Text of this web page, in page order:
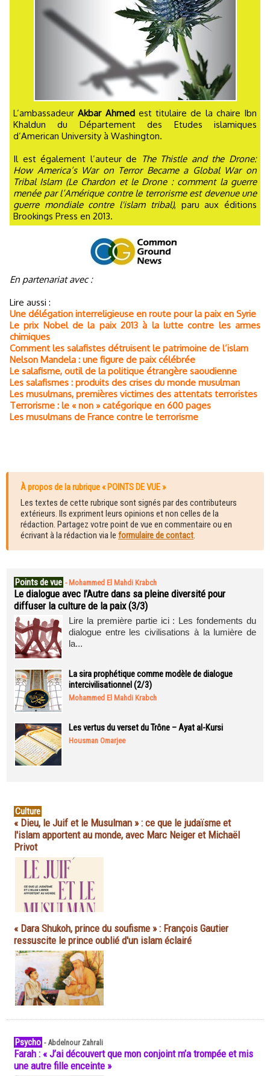
L’ambassadeurAkbar Ahmedest titulaire de la chaire Ibn
Khaldun du Département des Etudes islamiques
d’American University à Washington.
Il est également l’auteur de The Thistle and the Drone:
How America’s War on Terror Became a Global War on
Tribal Islam (Le Chardon et le Drone : comment la guerre
menée par l’Amérique contre le terrorisme est devenue une
guerre mondiale contre l'islam tribal), paru aux éditions
Brookings Press en 2013.
En partenariat avec :
Lire aussi :
Une délégation interreligieuse en route pour la paix en Syrie
Le prix Nobel de la paix 2013 à la lutte contre les armes
chimiques
Comment les salafistes détruisent le patrimoine de l’islam
Nelson Mandela : une figure de paix célébrée
Le salafisme, outil de la politique étrangère saoudienne
Les salafismes : produits des crises du monde musulman
Les musulmans, premières victimes des attentats terroristes
Terrorisme : le « non » catégorique en 600 pages
Les musulmans de France contre le terrorisme
À propos de la rubrique « POINTS DE VUE »
Les textes de cette rubrique sont signés par des contributeurs
extérieurs. Ils expriment leurs opinions et non celles de la
rédaction. Partagez votre point de vue en commentaire ou en
écrivant à la rédaction via le formulaire de contact.
Points de vue - Mohammed El Mahdi Krabch
Le dialogue avec l’Autre dans sa pleine diversité pour
diffuser la culture de la paix (3/3)
Lire la première partie ici : Les fondements du
dialogue entre les civilisations à la lumière de
la...
La sira prophétique comme modèle de dialogue
intercivilisationnel (2/3)
Mohammed El Mahdi Krabch
Les vertus du verset du Trône – Ayat al-Kursi
Housman Omarjee
Culture
« Dieu, le Juif et le Musulman » : ce que le judaïsme et
l'islam apportent au monde, avec Marc Neiger et Michaël
Privot
« Dara Shukoh, prince du soufisme » : François Gautier
ressuscite le prince oublié d'un islam éclairé
Psycho -Abdelnour Zahrali
Farah : « J’ai découvert que mon conjoint m’a trompée et mis
une autre fille enceinte »